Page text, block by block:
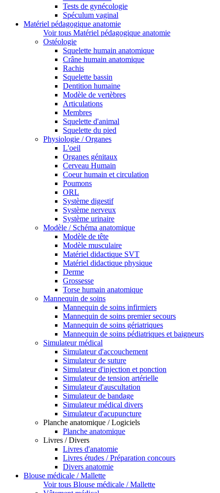
Tests de gynécologie
Spéculum vaginal
Matériel pédagogique anatomie
Voir tous Matériel pédagogique anatomie
Ostéologie
Squelette humain anatomique
Crâne humain anatomique
Rachis
Squelette bassin
Dentition humaine
Modèle de vertèbres
Articulations
Membres
Squelette d'animal
Squelette du pied
Physiologie / Organes
L'oeil
Organes génitaux
Cerveau Humain
Coeur humain et circulation
Poumons
ORL
Système digestif
Système nerveux
Système urinaire
Modèle / Schéma anatomique
Modèle de tête
Modèle musculaire
Matériel didactique SVT
Matériel didactique physique
Derme
Grossesse
Torse humain anatomique
Mannequin de soins
Mannequin de soins infirmiers
Mannequin de soins premier secours
Mannequin de soins gériatriques
Mannequin de soins pédiatriques et baigneurs
Simulateur médical
Simulateur d'accouchement
Simulateur de suture
Simulateur d'injection et ponction
Simulateur de tension artérielle
Simulateur d'auscultation
Simulateur de bandage
Simulateur médical divers
Simulateur d'acupuncture
Planche anatomique / Logiciels
Planche anatomique
Livres / Divers
Livres d'anatomie
Livres études / Préparation concours
Divers anatomie
Blouse médicale / Mallette
Voir tous Blouse médicale / Mallette